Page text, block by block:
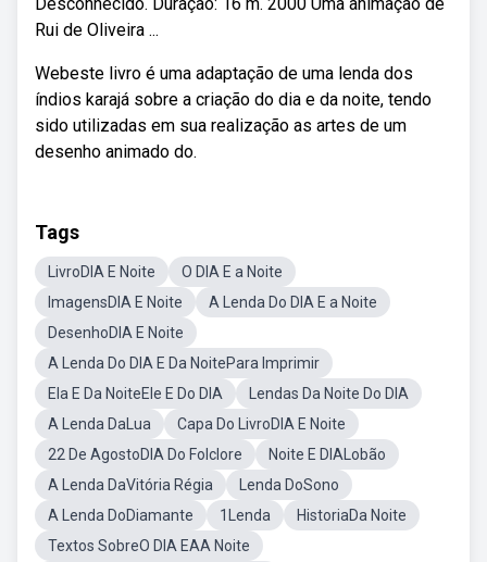
Rui de Oliveira ...
Webeste livro é uma adaptação de uma lenda dos
índios karajá sobre a criação do dia e da noite, tendo
sido utilizadas em sua realização as artes de um
desenho animado do.
Tags
LivroDIA E Noite
O DIA E a Noite
ImagensDIA E Noite
A Lenda Do DIA E a Noite
DesenhoDIA E Noite
A Lenda Do DIA E Da NoitePara Imprimir
Ela E Da NoiteEle E Do DIA
Lendas Da Noite Do DIA
A Lenda DaLua
Capa Do LivroDIA E Noite
22 De AgostoDIA Do Folclore
Noite E DIALobão
A Lenda DaVitória Régia
Lenda DoSono
A Lenda DoDiamante
1Lenda
HistoriaDa Noite
Textos SobreO DIA EAA Noite